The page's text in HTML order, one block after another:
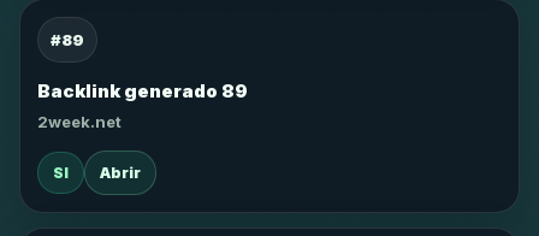
#89
Backlink generado 89
2week.net
SI Abrir